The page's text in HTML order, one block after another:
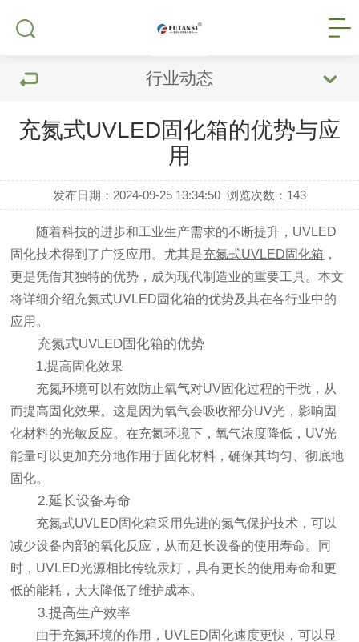
行业动态
充氮式UVLED固化箱的优势与应
用
发布日期：2024-09-25 13:34:50 浏览次数： 143
随着科技的进步和工业生产需求的不断提升，UVLED
固化技术得到了广泛应用。尤其是充氮式UVLED固化箱 ，
更是凭借其独特的优势，成为现代制造业的重要工具。本文
将详细介绍充氮式UVLED固化箱的优势及其在各行业中的
应用。
充氮式UVLED固化箱的优势
1.提高固化效果
充氮环境可以有效防止氧气对UV固化过程的干扰，从
而提高固化效果。这是因为氧气会吸收部分UV光，影响固
化材料的光敏反应。在充氮环境下，氧气浓度降低，UV光
能量可以更加充分地作用于固化材料，确保其均匀、彻底地
固化。
2.延长设备寿命
充氮式UVLED固化箱采用先进的氮气保护技术，可以
减少设备内部的氧化反应，从而延长设备的使用寿命。同
时，UVLED光源相比传统汞灯，具有更长的使用寿命和更
低的能耗，大大降低了维护成本。
3.提高生产效率
由于充氮环境的作用，UVLED固化速度更快，可以显